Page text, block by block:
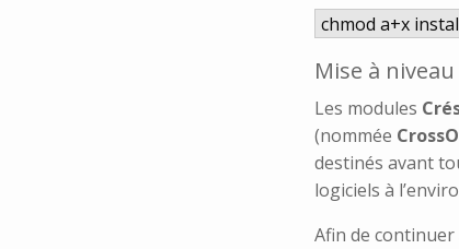
chmod a+x
Mise à
Les modules
(nommée
destinés avant
logiciels à
Afin de